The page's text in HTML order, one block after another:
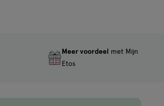
Meer voordeel
met Mijn
Etos